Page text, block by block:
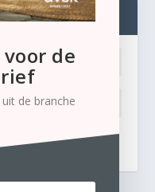
kwijt
de
de branche